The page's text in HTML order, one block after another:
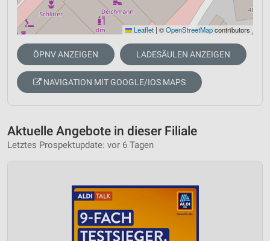
Leaflet | ©OpenStreetMapcontributors
ÖPNV ANZEIGEN LADESÄULEN ANZEIGEN
NAVIGATION MIT GOOGLE/IOS MAPS
Aktuelle Angebote in dieser Filiale
Letztes Prospektupdate: vor 6 Tagen